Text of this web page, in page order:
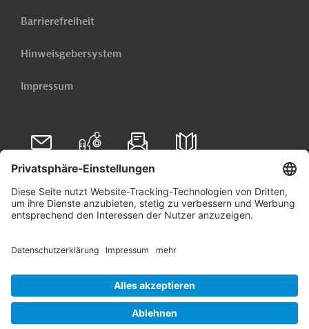
Barrierefreiheit
Hinweisgebersystem
Impressum
Folgen Sie uns auf
Linkedin
© 2026 Germany Trade & Invest